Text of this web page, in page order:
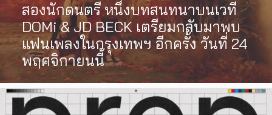
สองนักดนตรี หนึ่งบทสนทนาบนเวที
DOMi & JD BECK เตรียมกลับมาพบ
แฟนเพลงในกรุงเทพฯ อีกครั้ง วันที่ 24
พฤศจิกายนนี้